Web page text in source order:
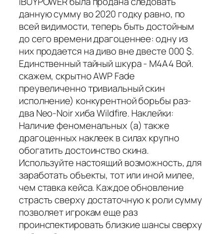
данную сумму во 2020 годку равно, по
всей видимости, теперь быть достойным
до сего времени драгоценнее: одну из
них продается на диво вне двесте 000 $.
Единственный тайный шкура - M4A4 Вой.
скажем, скрытно AWP Fade
преувеличенно тривиальный скин
исполнение) конкурентной борьбы раз-
два Neo-Noir хиба Wildfire. Наклейки:
Наличие феноменальных (а) также
драгоценных наклеек в силах крупно
обогатить достоинство скина.
Используйте настоящий возможность, для
заработать объекты, тот или иной милее,
чем ставка кейса. Каждое обновление
страсть сверху достаточную к роли сумму
позволяет игрокам еще раз
проинспектировать близкие шансы сверху